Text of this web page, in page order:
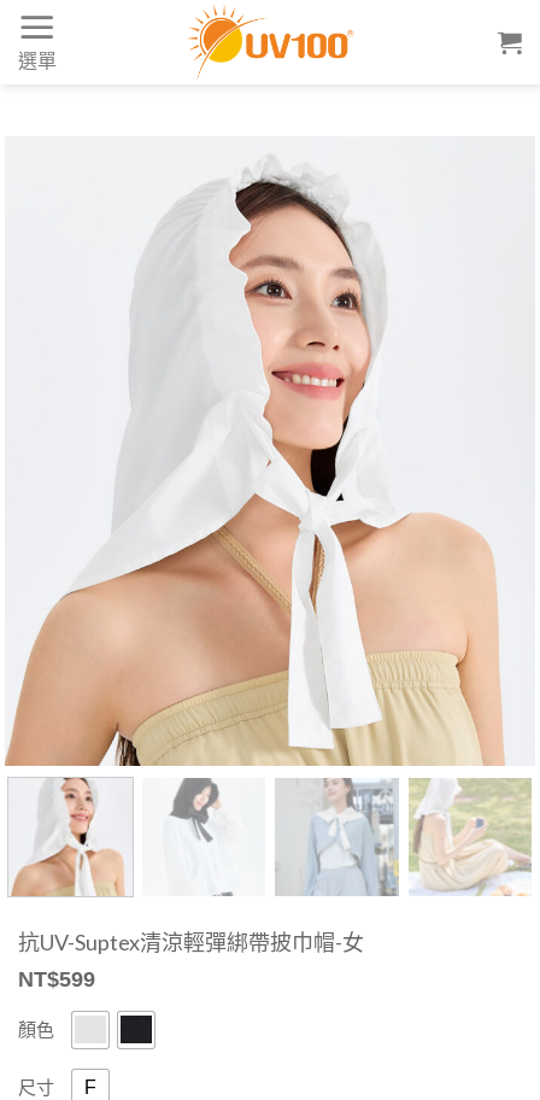
Skip
content
選單
抗UV-Suptex清涼輕彈綁帶披巾帽-女
NT$599
顏色
尺寸 F